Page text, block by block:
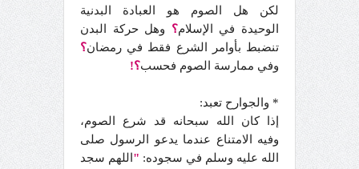
لكن هل الصوم هو العبادة البدنية
الوحيدة في الإسلام؟ وهل حركة البدن
تنضبط بأوامر الشرع فقط في رمضان؟
وفي ممارسة الصوم فحسب؟!
* والجوارح تعبد:
إذا كان الله سبحانه قد شرع الصوم،
وفيه الامتناع عندما يدعو الرسول صلى
الله عليه وسلم في سجوده: " اللهم سجد